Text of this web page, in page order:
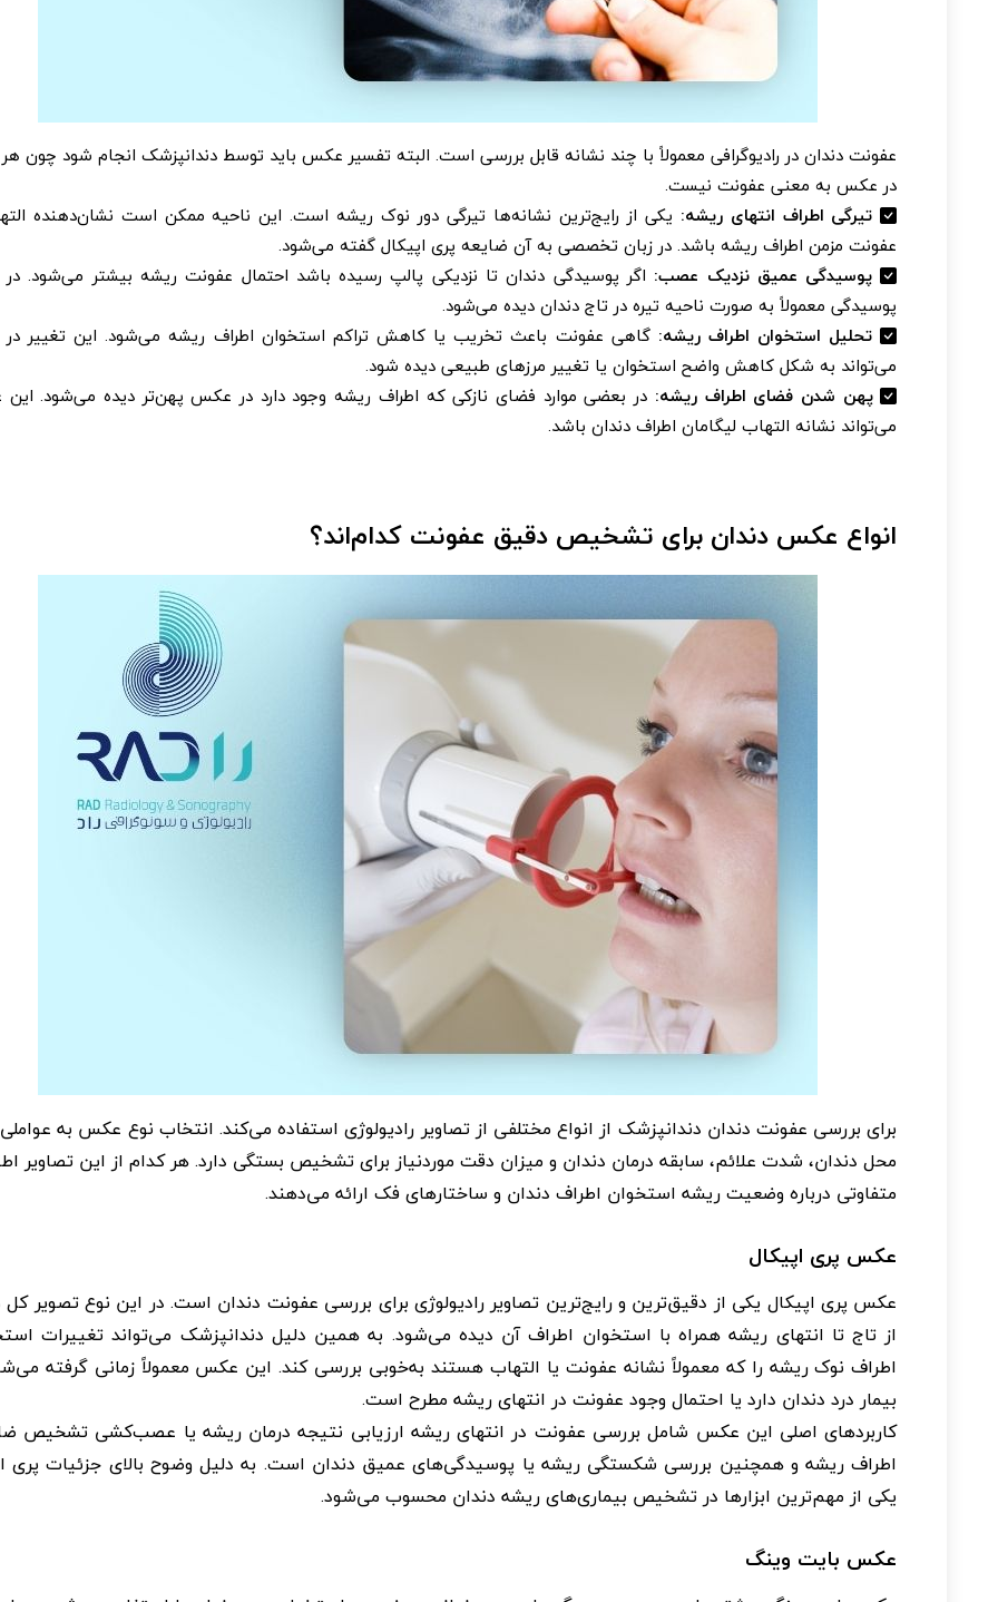
عفونت دندان در رادیوگرافی معمولاً با چند نشانه قابل بررسی است. البته تفسیر عکس باید توسط دندانپزشک انجام شود چون
در عکس به معنی عفونت نیست.
تیرگی اطراف انتهای ریشه: یکی از رایج‌ترین نشانه‌ها تیرگی دور نوک ریشه است. این ناحیه ممکن است نشان‌دهنده
عفونت مزمن اطراف ریشه باشد. در زبان تخصصی به آن ضایعه پری اپیکال گفته می‌شود.
پوسیدگی عمیق نزدیک عصب: اگر پوسیدگی دندان تا نزدیکی پالپ رسیده باشد احتمال عفونت ریشه بیشتر می‌شود.
پوسیدگی معمولاً به صورت ناحیه تیره در تاج دندان دیده می‌شود.
تحلیل استخوان اطراف ریشه:گاهی عفونت باعث تخریب یا کاهش تراکم استخوان اطراف ریشه می‌شود. این تغییر
می‌تواند به شکل کاهش واضح استخوان یا تغییر مرزهای طبیعی دیده شود.
پهن شدن فضای اطراف ریشه: در بعضی موارد فضای نازکی که اطراف ریشه وجود دارد در عکس پهن‌تر دیده می‌شود. این
می‌تواند نشانه التهاب لیگامان اطراف دندان باشد.
انواع عکس دندان برای تشخیص دقیق عفونت کدام‌اند؟
برای بررسی عفونت دندان دندانپزشک از انواع مختلفی از تصاویر رادیولوژی استفاده می‌کند. انتخاب نوع عکس به عواملی
محل دندان، شدت علائم، سابقه درمان دندان و میزان دقت موردنیاز برای تشخیص بستگی دارد. هر کدام از این تصاویر
متفاوتی درباره وضعیت ریشه استخوان اطراف دندان و ساختارهای فک ارائه می‌دهند.
عکس پری اپیکال
عکس پری اپیکال یکی از دقیق‌ترین و رایج‌ترین تصاویر رادیولوژی برای بررسی عفونت دندان است. در این نوع تصویر کل
از تاج تا انتهای ریشه همراه با استخوان اطراف آن دیده می‌شود. به همین دلیل دندانپزشک می‌تواند تغییرات
اطراف نوک ریشه را که معمولاً نشانه عفونت یا التهاب هستند به‌خوبی بررسی کند. این عکس معمولاً زمانی گرفته
بیمار درد دندان دارد یا احتمال وجود عفونت در انتهای ریشه مطرح است.
کاربردهای اصلی این عکس شامل بررسی عفونت در انتهای ریشه ارزیابی نتیجه درمان ریشه یا عصب‌کشی تشخیص
اطراف ریشه و همچنین بررسی شکستگی ریشه یا پوسیدگی‌های عمیق دندان است. به دلیل وضوح بالای جزئیات پری
یکی از مهم‌ترین ابزارها در تشخیص بیماری‌های ریشه دندان محسوب می‌شود.
عکس بایت وینگ